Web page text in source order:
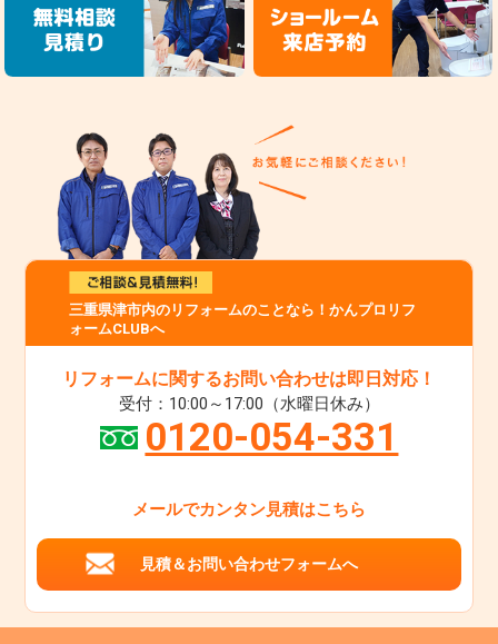
三重県津市内のリフォームのことなら！かんプロリフ
ォームCLUBへ
リフォームに関するお問い合わせは即日対応！
受付：10:00～17:00（水曜日休み）
0120-054-331
メールでカンタン見積はこちら
見積＆お問い合わせフォームへ